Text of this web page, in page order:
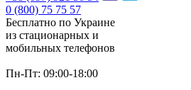
0 (800) 75 75 57
Бесплатно по Украине
из стационарных и
мобильных телефонов
Пн-Пт: 09:00-18:00